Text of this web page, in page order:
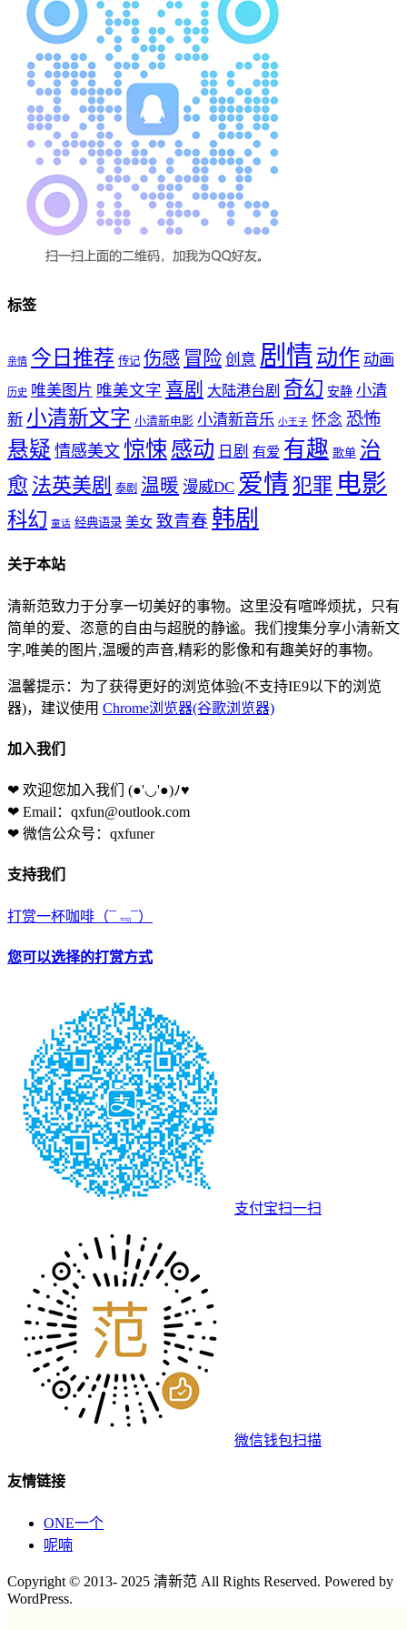
标签
亲情 今日推荐 传记 伤感 冒险 创意 剧情 动作 动画
历史 唯美图片 唯美文字 喜剧 大陆港台剧 奇幻 安静 小清
新 小清新文字 小清新电影 小清新音乐 小王子 怀念 恐怖
悬疑 情感美文 惊悚 感动 日剧 有爱 有趣 歌单 治
愈 法英美剧 泰剧 温暖 漫威DC 爱情 犯罪 电影
科幻 童话 经典语录 美女 致青春 韩剧
关于本站
清新范致力于分享一切美好的事物。这里没有喧哗烦扰，只有
简单的爱、恣意的自由与超脱的静谧。我们搜集分享小清新文
字,唯美的图片,温暖的声音,精彩的影像和有趣美好的事物。
温馨提示：为了获得更好的浏览体验(不支持IE9以下的浏览
器)，建议使用 Chrome浏览器(谷歌浏览器)
加入我们
❤ 欢迎您加入我们 (●'◡'●)ﾉ♥
❤ Email：qxfun@outlook.com
❤ 微信公众号：qxfuner
支持我们
打赏一杯咖啡 （¯﹃¯）
您可以选择的打赏方式
支付宝扫一扫
微信钱包扫描
友情链接
ONE一个
呢喃
Copyright © 2013- 2025 清新范 All Rights Reserved. Powered by
WordPress.